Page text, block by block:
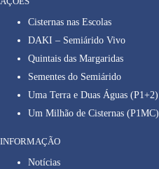
Cisternas nas Escolas
DAKI – Semiárido Vivo
Quintais das Margaridas
Sementes do Semiárido
Uma Terra e Duas Águas (P1+2)
Um Milhão de Cisternas (P1MC)
INFORMAÇÃO
Notícias